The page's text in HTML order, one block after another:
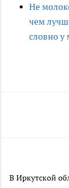
Не
чем
словно у
В Иркутской